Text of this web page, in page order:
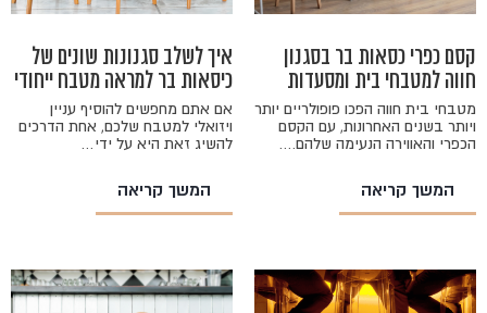
קסם כפרי כסאות בר בסגנון
חווה למטבחי בית ומסעדות
מטבחי בית חווה הפכו פופולריים יותר
ויותר בשנים האחרונות, עם הקסם
הכפרי והאווירה הנעימה שלהם.…
המשך קריאה
איך לשלב סגנונות שונים של
כיסאות בר למראה מטבח ייחודי
אם אתם מחפשים להוסיף עניין
ויזואלי למטבח שלכם, אחת הדרכים
להשיג זאת היא על ידי…
המשך קריאה